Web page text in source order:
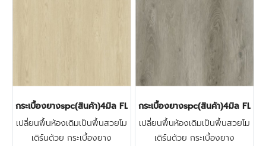
กระเบื้องยางspc(สินค้า)4มิล FLOOR PRO 006 NATURAL OAK
เปลี่ยนพื้นห้องเดิมเป็นพื้นสวยโม
เดิร์นด้วย กระเบื้องยาง
กระเบื้องยางspc(สินค้า)4มิล
เปลี่ยนพื้นห้องเดิมเป็นพื้นสวยโม
เดิร์นด้วย กระเบื้องยาง